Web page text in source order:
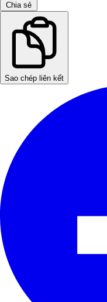
Chia sẻ
Sao chép liên kết